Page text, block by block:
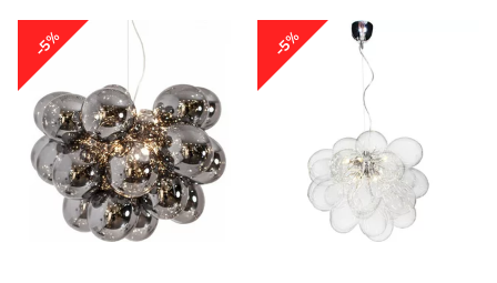
-5% -5%